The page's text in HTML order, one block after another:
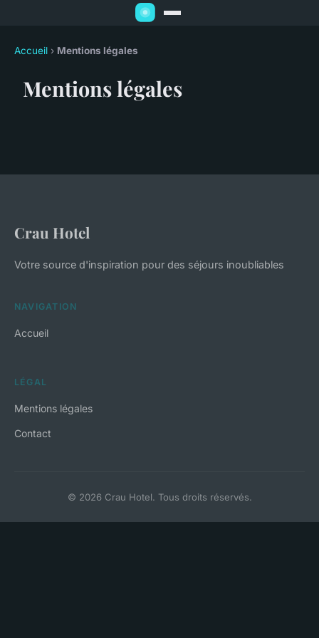
Accueil › Mentions légales
Mentions légales
Crau Hotel
Votre source d'inspiration pour des séjours inoubliables
NAVIGATION
Accueil
LÉGAL
Mentions légales
Contact
© 2026 Crau Hotel. Tous droits réservés.